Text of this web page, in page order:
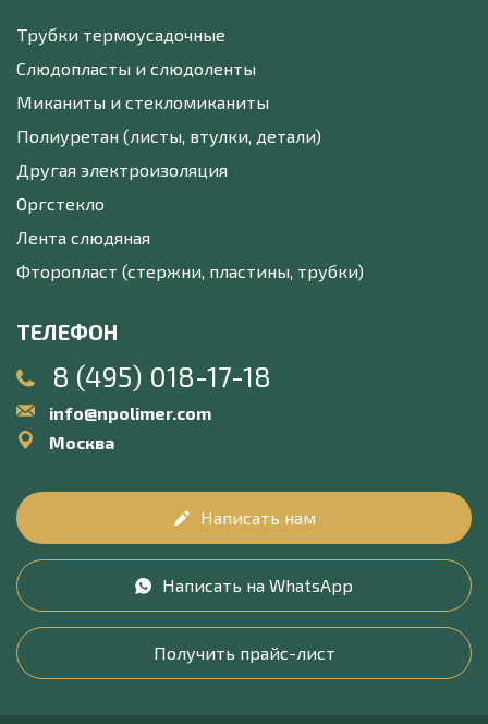
Трубки термоусадочные
Слюдопласты и слюдоленты
Миканиты и стекломиканиты
Полиуретан (листы, втулки, детали)
Другая электроизоляция
Оргстекло
Лента слюдяная
Фторопласт (стержни, пластины, трубки)
ТЕЛЕФОН
8 (495) 018-17-18
info@npolimer.com
Москва
Написать нам
Написать на WhatsApp
Получить прайс-лист